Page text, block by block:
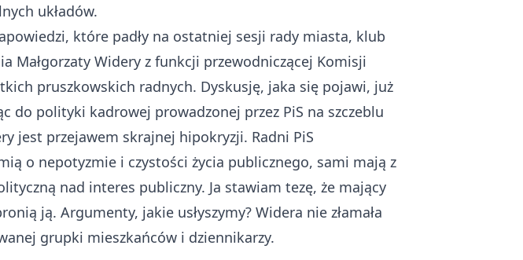
układów.
które padły na ostatniej sesji rady miasta, klub
Małgorzaty Widery z funkcji przewodniczącej Komisji
pruszkowskich radnych. Dyskusję, jaka się pojawi, już
do polityki kadrowej prowadzonej przez PiS na szczeblu
jest przejawem skrajnej hipokryzji. Radni PiS
o nepotyzmie i czystości życia publicznego, sami mają z
nad interes publiczny. Ja stawiam tezę, że mający
ją. Argumenty, jakie usłyszymy? Widera nie złamała
grupki mieszkańców i dziennikarzy.